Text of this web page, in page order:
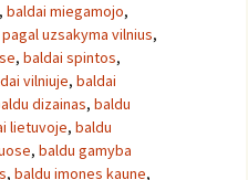
, baldai miegamojo,
uzsakyma vilnius,
, baldai spintos,
vilniuje, baldai
dizainas, baldu
lietuvoje, baldu
, baldu gamyba
, baldu imones kaune,